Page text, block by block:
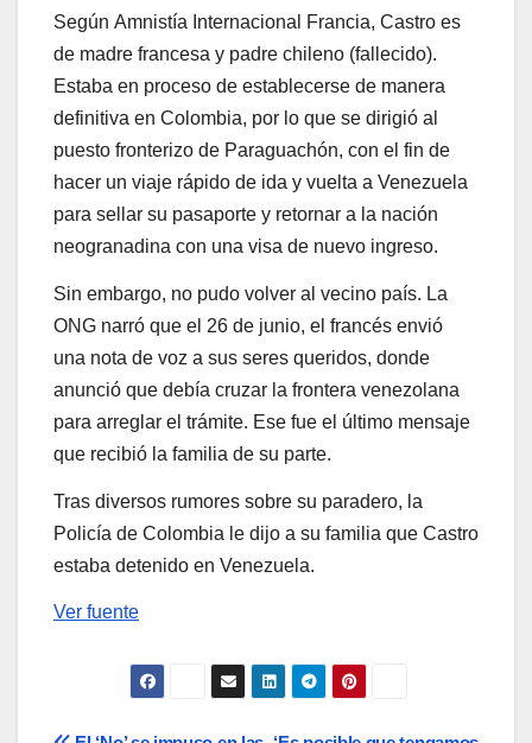
Según Amnistía Internacional Francia, Castro es
de madre francesa y padre chileno (fallecido).
Estaba en proceso de establecerse de manera
definitiva en Colombia, por lo que se dirigió al
puesto fronterizo de Paraguachón, con el fin de
hacer un viaje rápido de ida y vuelta a Venezuela
para sellar su pasaporte y retornar a la nación
neogranadina con una visa de nuevo ingreso.
Sin embargo, no pudo volver al vecino país. La
ONG narró que el 26 de junio, el francés envió
una nota de voz a sus seres queridos, donde
anunció que debía cruzar la frontera venezolana
para arreglar el trámite. Ese fue el último mensaje
que recibió la familia de su parte.
Tras diversos rumores sobre su paradero, la
Policía de Colombia le dijo a su familia que Castro
estaba detenido en Venezuela.
Ver fuente